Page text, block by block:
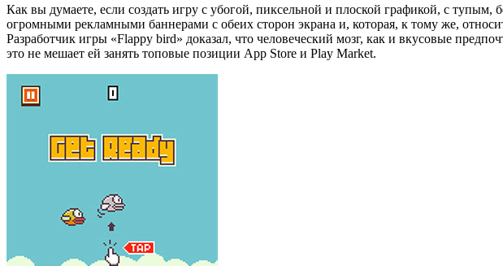
Как вы думаете, если создать игру с убогой, пиксельной и плоской графикой, с
огромными рекламными баннерами с обеих сторон экрана и, которая, к тому же,
Разработчик игры «Flappy bird» доказал, что человеческий мозг, как и вкусовые
это не мешает ей занять топовые позиции App Store и Play Market.